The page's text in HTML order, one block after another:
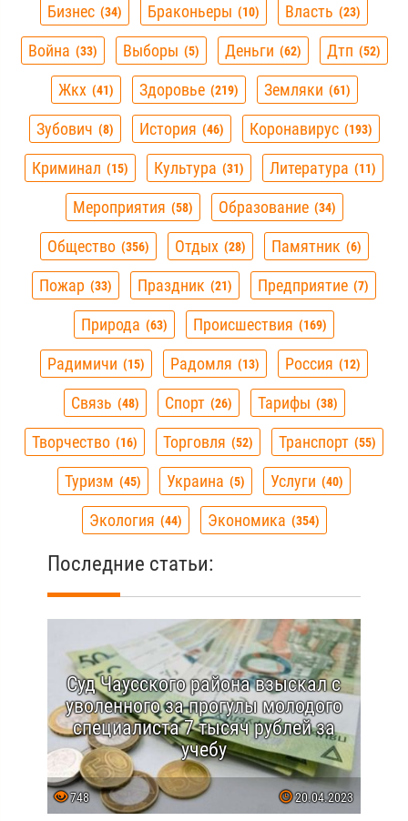
Бизнес 34 Браконьеры 10 Власть 23
Война 33 Выборы 5 Деньги 62 Дтп 52
Жкх 41 Здоровье 219 Земляки 61
Зубович 8 История 46 Коронавирус 193
Криминал 15 Культура 31 Литература 11
Мероприятия 58 Образование 34
Общество 356 Отдых 28 Памятник 6
Пожар 33 Праздник 21 Предприятие 7
Природа 63 Происшествия 169
Радимичи 15 Радомля 13 Россия 12
Связь 48 Спорт 26 Тарифы 38
Творчество 16 Торговля 52 Транспорт 55
Туризм 45 Украина 5 Услуги 40
Экология 44 Экономика 354
Последние статьи:
Суд Чаусского района взыскал с
уволенного за прогулы молодого
специалиста 7 тысяч рублей за
учебу
748 20.04.2023